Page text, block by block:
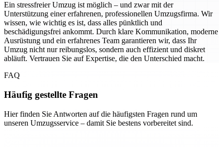
Ein stressfreier Umzug ist möglich – und zwar mit der
Unterstützung einer erfahrenen, professionellen Umzugsfirma. Wir
wissen, wie wichtig es ist, dass alles pünktlich und
beschädigungsfrei ankommt. Durch klare Kommunikation, moderne
Ausrüstung und ein erfahrenes Team garantieren wir, dass Ihr
Umzug nicht nur reibungslos, sondern auch effizient und diskret
abläuft. Vertrauen Sie auf Expertise, die den Unterschied macht.
FAQ
Häufig gestellte Fragen
Hier finden Sie Antworten auf die häufigsten Fragen rund um
unseren Umzugsservice – damit Sie bestens vorbereitet sind.